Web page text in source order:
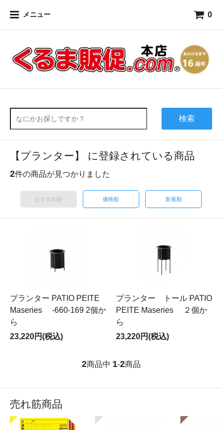
メニュー 0
検索
【プランター】 に登録されている商品
2件の商品が見つかりました
おすすめ順 価格順 新着順
プランター PATIO PEITE
Maseries -660-169 2個か
ら
23,220円(税込)
プランター トール PATIO
PEITE Maseries ２個か
ら
23,220円(税込)
2商品中 1-2商品
売れ筋商品